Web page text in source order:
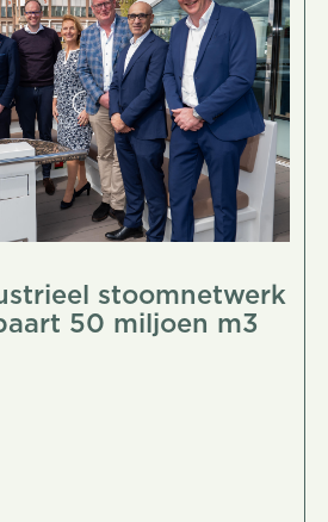
stoomnetwerk
50 miljoen m3